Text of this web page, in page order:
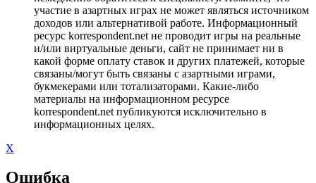
участие в азартных играх не может являться источником
доходов или альтернативой работе. Информационный
ресурс korrespondent.net не проводит игры на реальные
и/или виртуальные деньги, сайт не принимает ни в
какой форме оплату ставок и других платежей, которые
связаны/могут быть связаны с азартными играми,
букмекерами или тотализаторами. Какие-либо
материалы на информационном ресурсе
korrespondent.net публикуются исключительно в
информационных целях.
X
Ошибка